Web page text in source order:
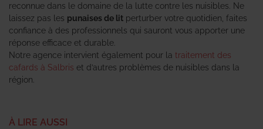
reconnue dans le domaine de la lutte contre les nuisibles. Ne
laissez pas les punaises de lit perturber votre quotidien, faites
confiance à des professionnels qui sauront vous apporter une
réponse efficace et durable.
Notre agence intervient également pour la traitement des
cafards à Salbris et d’autres problèmes de nuisibles dans la
région.
À LIRE AUSSI